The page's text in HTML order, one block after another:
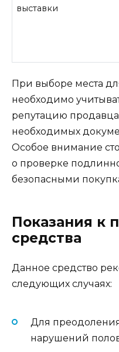
выставки
При выборе места
необходимо
репутацию
необходимых
Особое внимание
о проверке
безопасными
Показания к
средства
Данное средство
следующих случаях:
Для
нарушений